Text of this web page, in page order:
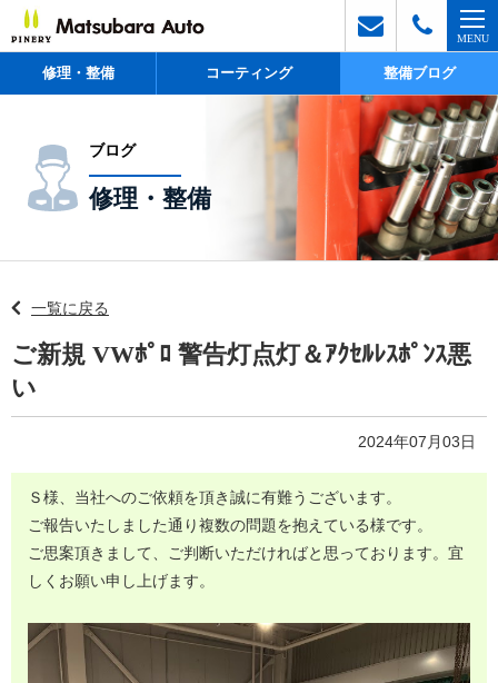
修理・整備 コーティング 整備ブログ
ブログ
修理・整備
一覧に戻る
ご新規 VWﾎﾟﾛ 警告灯点灯＆ｱｸｾﾙﾚｽﾎﾟﾝｽ悪
い
2024年07月03日
Ｓ様、当社へのご依頼を頂き誠に有難うございます。
ご報告いたしました通り複数の問題を抱えている様です。
ご思案頂きまして、ご判断いただければと思っております。宜
しくお願い申し上げます。